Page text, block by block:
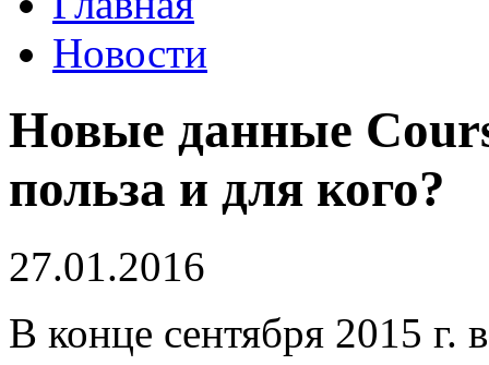
Новости
Новые данные
польза и для кого?
27.01.2016
В конце сентября 2015 г.